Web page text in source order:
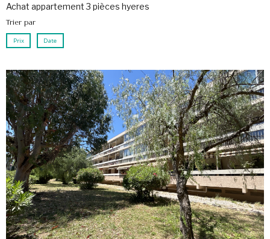
achat appartement 3 pièces hyeres
Trier par
Prix Date